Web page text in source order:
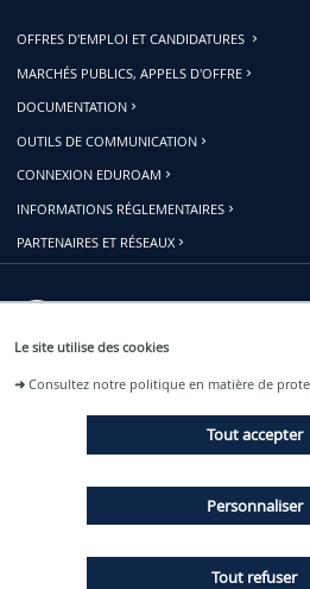
Le site utilise des cookies
➜Consultez notre politique en matière de
Tout accepter
Tout refuser
Personnaliser
OFFRES D'EMPLOI ET CANDIDATURES
MARCHÉS PUBLICS, APPELS D'OFFRE
DOCUMENTATION
OUTILS DE COMMUNICATION
CONNEXION EDUROAM
INFORMATIONS RÉGLEMENTAIRES
PARTENAIRES ET RÉSEAUX
ACTUALITÉS